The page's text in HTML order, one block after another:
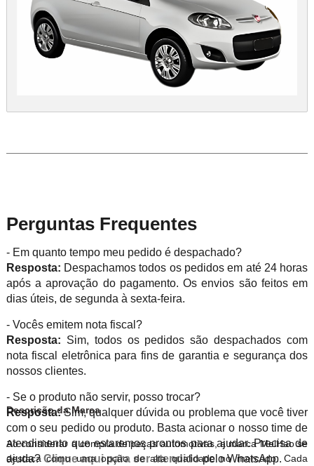
Perguntas Frequentes
- Em quanto tempo meu pedido é despachado?
Resposta: Despachamos todos os pedidos em até 24 horas
após a aprovação do pagamento. Os envios são feitos em
dias úteis, de segunda à sexta-feira.
- Vocês emitem nota fiscal?
Resposta: Sim, todos os pedidos são despachados com
nota fiscal eletrônica para fins de garantia e segurança dos
nossos clientes.
- Se o produto não servir, posso trocar?
Resposta:Sim, qualquer dúvida ou problema que você tiver
com o seu pedido ou produto. Basta acionar o nosso time de
atendimento que estaremos prontos para ajudar. Precisa de
ajuda?Clique aqui para ser atendidopelo WhatsApp.
Descrição da Marca
Ao considerar a compra de peças automotivas, a marca MeiHao se
destaca como uma opção de alta qualidade no mercado. Cada